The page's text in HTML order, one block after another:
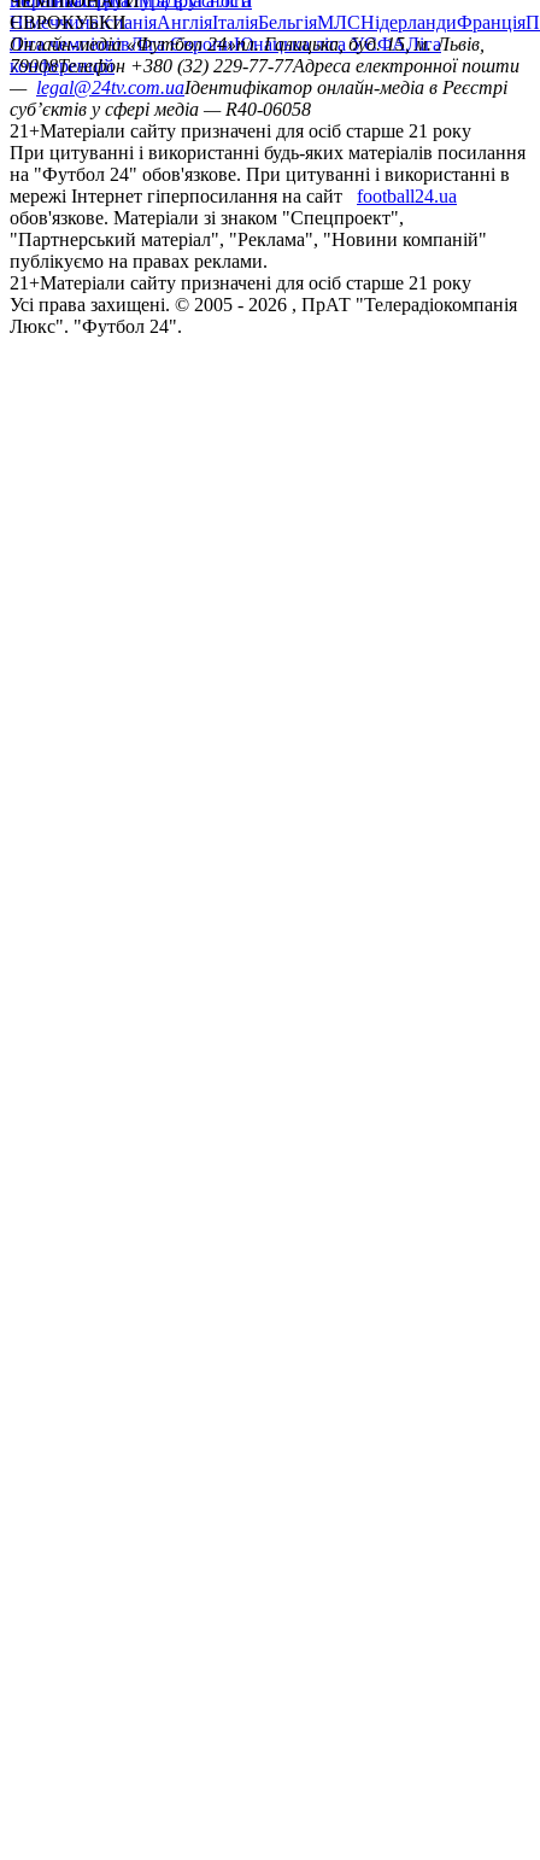
НімеччинаІспаніяАнгліяІталіяБельгіяМЛСНідерландиФранція
ЄВРОКУБКИ
Ліга чемпіонівЛіга ЄвропиЮнацька ліга УЄФАЛіга
конференцій
Онлайн-медіа «Футбол 24»пл. Галицька, буд. 15, м. Львів,
79008Телефон +380 (32) 229-77-77Адреса електронної пошти
— legal@24tv.com.uaІдентифікатор онлайн-медіа в Реєстрі
суб’єктів у сфері медіа — R40-06058
21+Матеріали сайту призначені для осіб старше 21 року
При цитуванні і використанні будь-яких матеріалів посилання
на "Футбол 24" обов'язкове. При цитуванні і використанні в
мережі Інтернет гіперпосилання на сайт
football24.ua
обов'язкове. Матеріали зі знаком "Спецпроект",
"Партнерський матеріал", "Реклама", "Новини компаній"
публікуємо на правах реклами.
21+Матеріали сайту призначені для осіб старше 21 року
Усi права захищенi. © 2005 - 2026 , ПрАТ "Телерадіокомпанія
Люкс". "Футбол 24".